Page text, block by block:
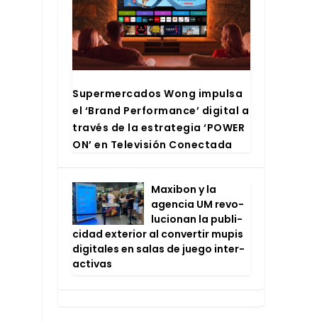
Super­mer­ca­dos Wong impul­sa
el ‘Brand Per­for­man­ce’ digi­tal a
tra­vés de la estra­te­gia ‘POWER
ON’ en Tele­vi­sión Conec­ta­da
Maxi­bon y la
agen­cia UM revo­
lu­cio­nan la publi­
ci­dad exte­rior al con­ver­tir mupis
digi­ta­les en salas de jue­go inter­
ac­ti­vas